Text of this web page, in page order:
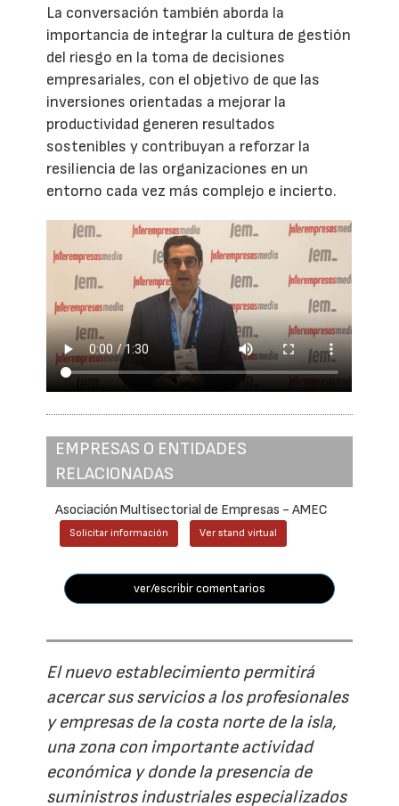
La conversación también aborda la
importancia de integrar la cultura de gestión
del riesgo en la toma de decisiones
empresariales, con el objetivo de que las
inversiones orientadas a mejorar la
productividad generen resultados
sostenibles y contribuyan a reforzar la
resiliencia de las organizaciones en un
entorno cada vez más complejo e incierto.
EMPRESAS O ENTIDADES
RELACIONADAS
Asociación Multisectorial de Empresas - AMEC
Solicitar información Ver stand virtual
ver/escribir comentarios
El nuevo establecimiento permitirá
acercar sus servicios a los profesionales
y empresas de la costa norte de la isla,
una zona con importante actividad
económica y donde la presencia de
suministros industriales especializados